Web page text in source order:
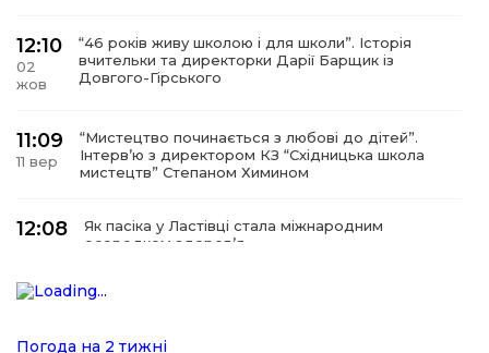
12:10
02
жов
“46 років живу школою і для школи”. Історія
вчительки та директорки Дарії Барщик із
Довгого-Гірського
11:09
11 вер
“Мистецтво починається з любові до дітей”.
Інтерв’ю з директором КЗ “Східницька школа
мистецтв” Степаном Химином
12:08
Як пасіка у Ластівці стала міжнародним
осередком здоров’я
15 лип
“Респект — Гаївка”
Погода на 2 тижні